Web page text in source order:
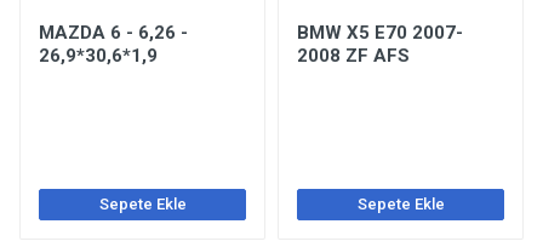
MAZDA 6 - 6,26 -
26,9*30,6*1,9
Sepete Ekle
BMW X5 E70 2007-
2008 ZF AFS
Sepete Ekle